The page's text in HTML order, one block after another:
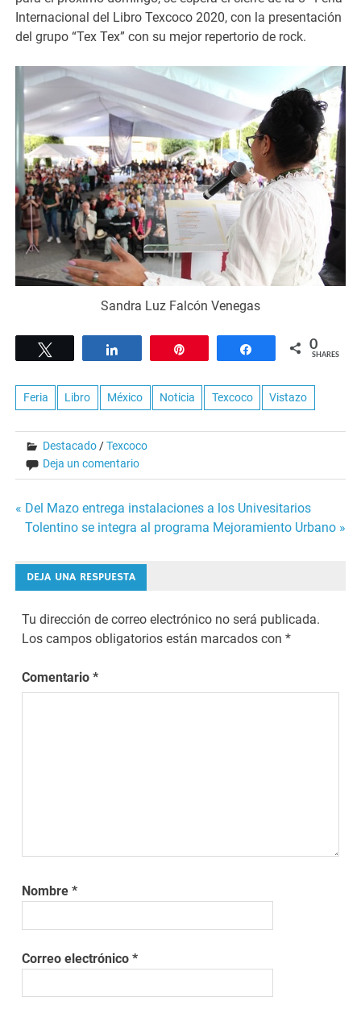
Internacional del Libro Texcoco 2020, con la presentación
del grupo “Tex Tex” con su mejor repertorio de rock.
Sandra Luz Falcón Venegas
Share 0
SHARES
Feria Libro México Noticia Texcoco Vistazo
Destacado/Texcoco
Deja un comentario
Navegación
entradas
« Del Mazo entrega instalaciones a los Univesitarios
Tolentino se integra al programa Mejoramiento Urbano »
DEJA UNA RESPUESTA
Tu dirección de correo electrónico no será publicada.
Los campos obligatorios están marcados con*
Comentario*
Nombre*
Correo electrónico*